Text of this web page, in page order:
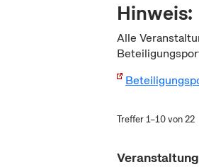
Hinweis:
Alle
Treffer 1–10 von 22